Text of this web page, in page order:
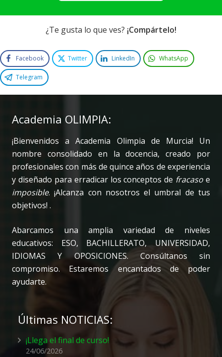
¿Te gusta lo que ves? ¡Compártelo!
Facebook Twitter LinkedIn WhatsApp
Telegram
Academia OLIMPIA:
¡Bienvenidos a Academia Olimpia de Murcia! Un
nombre consolidado en la docencia, creado por
profesionales con más de quince años de experiencia
y diseñado para erradicar los conceptos de fracaso e
imposible. ¡Alcanza con nosotros el umbral de tus
objetivos! .
Abarcamos una amplia variedad de niveles
educativos: ESO, BACHILLERATO, UNIVERSIDAD,
IDIOMAS Y OPOSICIONES. Consúltanos sin
compromiso. Estaremos encantados de poder
ayudarte.
Últimas NOTICIAS:
¡Llega el final de curso!
24/06/2026